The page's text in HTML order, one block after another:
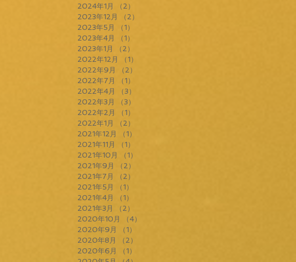
2024年1月
（2）
2023年12月
（2）
2023年5月
（1）
2023年4月
（1）
2023年1月
（2）
2022年12月
（1）
2022年9月
（2）
2022年7月
（1）
2022年4月
（3）
2022年3月
（3）
2022年2月
（1）
2022年1月
（2）
2021年12月
（1）
2021年11月
（1）
2021年10月
（1）
2021年9月
（2）
2021年7月
（2）
2021年5月
（1）
2021年4月
（1）
2021年3月
（2）
2020年10月
（4）
2020年9月
（1）
2020年8月
（2）
2020年6月
（1）